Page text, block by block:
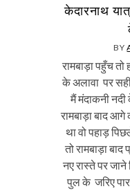
केदारनाथ
BY
रामबाड़ा पहुँच तो
के अलावा पर
मैं मंदाकनी
रामबाड़ा बाद आगे
था वो पहाड़
तो रामबाड़ा बाद
नए रास्ते पर
पुल के जरिए